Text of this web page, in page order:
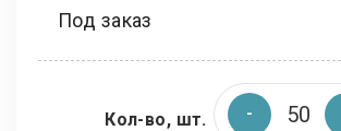
Под заказ
Кол-во, шт.